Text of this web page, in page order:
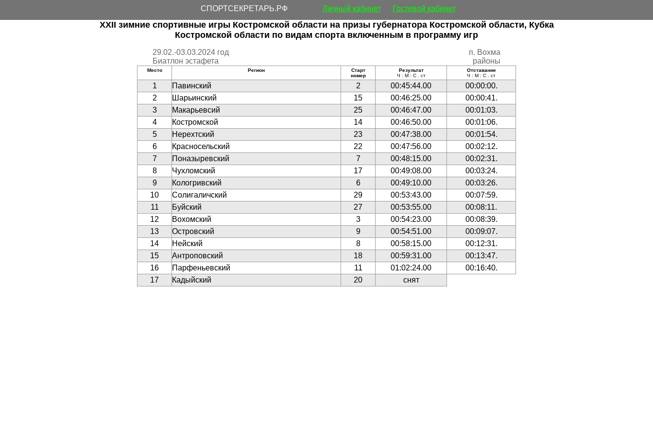
СПОРТСЕКРЕТАРЬ.РФ Личный кабинет Гостевой кабинет
XXII зимние спортивные игры Костромской области на призы губернатора Костромской области, Кубка
Костромской области по видам спорта включенным в программу игр
29.02.-03.03.2024 год
п. Вохма
Биатлон эстафета
районы
Mесто Регион
Старт
номер
Результат
Ч : М : С . ст
Отставание
Ч : М : С . ст
1 Павинский 2 00:45:44.00
00:00:00.
2
Шарьинский 15 00:46:25.00
00:00:41.
3
Макарьевсий 25 00:46:47.00
00:01:03.
4
Костромской 14 00:46:50.00
00:01:06.
5
Нерехтский 23 00:47:38.00
00:01:54.
6
Красносельский 22 00:47:56.00
00:02:12.
7
Поназыревский 7 00:48:15.00
00:02:31.
8
Чухломский 17 00:49:08.00
00:03:24.
9
Кологривский 6 00:49:10.00
00:03:26.
10
Солигаличский 29 00:53:43.00
00:07:59.
11
Буйский 27 00:53:55.00
00:08:11.
12
Вохомский 3 00:54:23.00
00:08:39.
13
Островский 9 00:54:51.00
00:09:07.
14
Нейский 8 00:58:15.00
00:12:31.
15
Антроповский 18 00:59:31.00
00:13:47.
16
Парфеньевский 11 01:02:24.00
00:16:40.
17
Кадыйский 20 снят